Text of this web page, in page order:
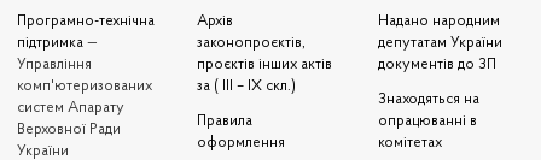
Програмно-технічна
підтримка —
Управління
комп'ютеризованих
систем Апарату
Верховної Ради
України
Архів
законопроєктів,
проєктів інших актів
за ( III – IX скл.)
Правила
оформлення
Надано народним
депутатам України
документів до ЗП
Знаходяться на
опрацюванні в
комітетах